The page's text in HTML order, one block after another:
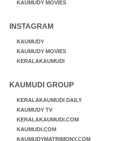
KAUMUDY MOVIES
INSTAGRAM
KAUMUDY
KAUMUDY MOVIES
KERALAKAUMUDI
KAUMUDI GROUP
KERALAKAUMUDI DAILY
KAUMUDY TV
KERALAKAUMUDI.COM
KAUMUDI.COM
KAUMUDYMATRIMONY.COM